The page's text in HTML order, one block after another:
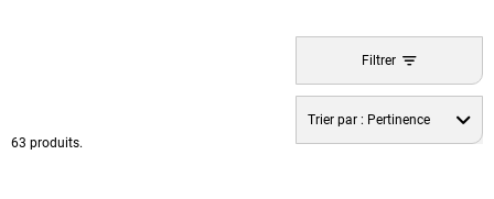
63 produits.
Filtrer
Trier par : Pertinence